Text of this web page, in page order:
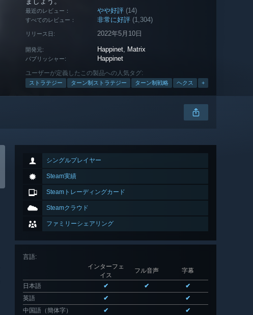
最近のレビュー： やや好評 (14)
すべてのレビュー： 非常に好評 (1,304)
リリース日: 2022年5月10日
開発元: Happinet, Matrix
パブリッシャー: Happinet
ユーザーが定義したこの製品への人気タグ:
ストラテジー ターン制ストラテジー ターン制戦略 ヘクス +
シングルプレイヤー
Steam実績
Steamトレーディングカード
Steamクラウド
ファミリーシェアリング
言語:
インターフェ
イス
フル音声 字幕
日本語 ✔ ✔
✔
英語
✔
✔
中国語（簡体字）
✔
✔